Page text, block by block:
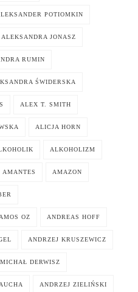
POTIOMKIN
ALEKSANDRA JONASZ
RUMIN
ŚWIDERSKA
ALEX T. SMITH
ALICJA HORN
ALKOHOLIZM
AMANTES AMAZON
AMOS OZ ANDREAS HOFF
ANDRZEJ KRUSZEWICZ
DERWISZ
ANDRZEJ ZIELIŃSKI